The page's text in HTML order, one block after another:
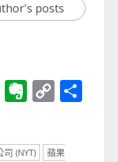
posts
WeChat
Evernote
Copy
(NYT)
蘋果